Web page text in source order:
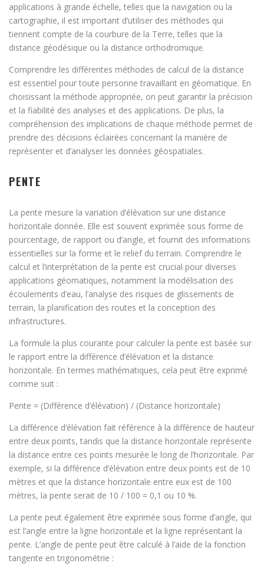
applications à grande échelle, telles que la navigation ou la
cartographie, il est important d’utiliser des méthodes qui
tiennent compte de la courbure de la Terre, telles que la
distance géodésique ou la distance orthodromique.
Comprendre les différentes méthodes de calcul de la distance
est essentiel pour toute personne travaillant en géomatique. En
choisissant la méthode appropriée, on peut garantir la précision
et la fiabilité des analyses et des applications. De plus, la
compréhension des implications de chaque méthode permet de
prendre des décisions éclairées concernant la manière de
représenter et d’analyser les données géospatiales.
PENTE
La pente mesure la variation d’élévation sur une distance
horizontale donnée. Elle est souvent exprimée sous forme de
pourcentage, de rapport ou d’angle, et fournit des informations
essentielles sur la forme et le relief du terrain. Comprendre le
calcul et l’interprétation de la pente est crucial pour diverses
applications géomatiques, notamment la modélisation des
écoulements d’eau, l’analyse des risques de glissements de
terrain, la planification des routes et la conception des
infrastructures.
La formule la plus courante pour calculer la pente est basée sur
le rapport entre la différence d’élévation et la distance
horizontale. En termes mathématiques, cela peut être exprimé
comme suit :
Pente = (Différence d’élévation) / (Distance horizontale)
La différence d’élévation fait référence à la différence de hauteur
entre deux points, tandis que la distance horizontale représente
la distance entre ces points mesurée le long de l’horizontale. Par
exemple, si la différence d’élévation entre deux points est de 10
mètres et que la distance horizontale entre eux est de 100
mètres, la pente serait de 10 / 100 = 0,1 ou 10 %.
La pente peut également être exprimée sous forme d’angle, qui
est l’angle entre la ligne horizontale et la ligne représentant la
pente. L’angle de pente peut être calculé à l’aide de la fonction
tangente en trigonométrie :